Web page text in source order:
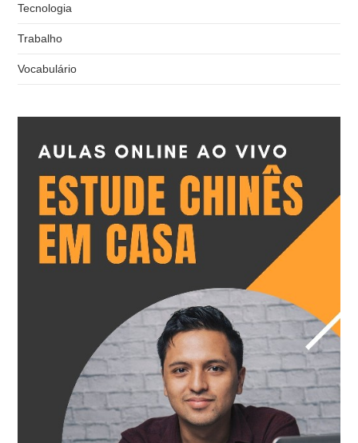
Tecnologia
Trabalho
Vocabulário